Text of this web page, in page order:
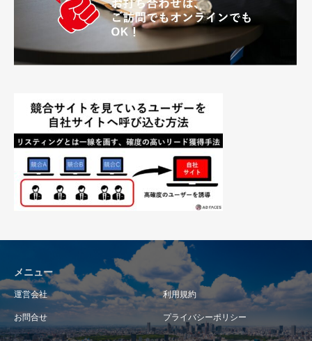
メニュー
運営会社 利用規約
お問合せ プライバシーポリシー